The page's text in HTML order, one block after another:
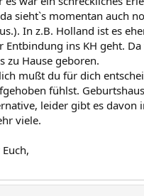
sieht`s momentan auch
In z.B. Holland ist es
Entbindung ins KH geht.
zu Hause geboren.
mußt du für dich
fühlst.
leider gibt es davon
viele.